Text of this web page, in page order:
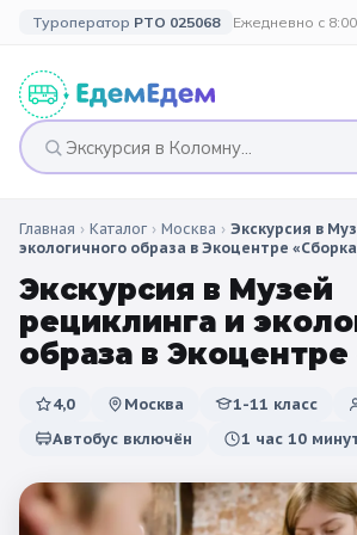
Туроператор РТО 025068 Ежедневно с
🎉 ПО ПРАЗДНИКАМ
Все праздники
🔔 1 сентября
🎄 Новогодние
🥞 Масленица
🗓️
❄️
☀️
🗓️ ПО ДЛИТЕЛЬНОСТИ
Однодневные
2 дня / 1 ночь
3 дня и больше
🎉
ТУРЫ
Главная › Каталог › Москва › Экскурсия в
экологичного образа в Экоцентре
Экскурсия в Музей
рециклинга и
образа в
4,0 Москва 1-11 класс
Автобус включён
1 час 10